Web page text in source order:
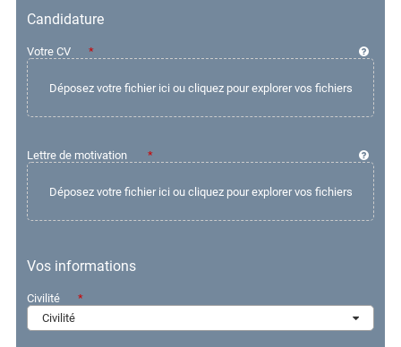
Email
Mot de passe
Mot de passe oublié ?
Candidature
Votre CV
Lettre de motivation
Vos informations
Civilité
Civilité